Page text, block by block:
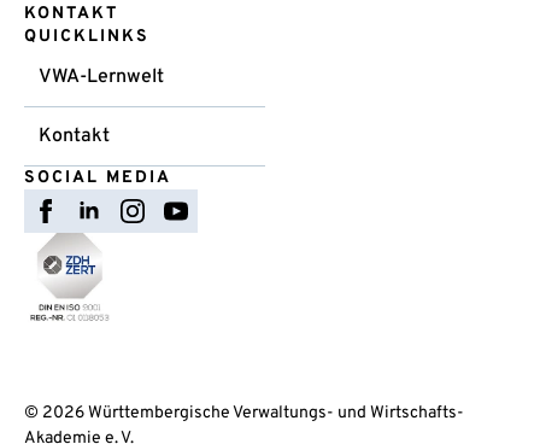
KONTAKT
QUICKLINKS
VWA-Lernwelt
Kontakt
SOCIAL MEDIA
© 2026 Württembergische Verwaltungs- und Wirtschafts-
Akademie e. V.